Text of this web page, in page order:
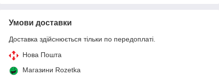
Умови доставки
Доставка здійснюється тільки по передоплаті.
Нова Пошта
Магазини Rozetka